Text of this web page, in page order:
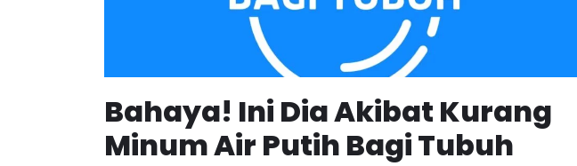
Bahaya! Ini Dia Akibat Kurang
Minum Air Putih Bagi Tubuh